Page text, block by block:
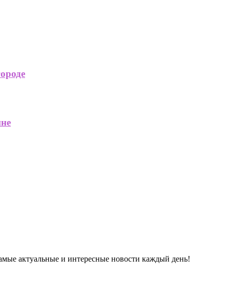
актуальные и интересные новости каждый день!